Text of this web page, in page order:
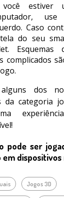
estiver
Caso
do seu
Esquemas
complicados
dos
da categoria
pode ser
em dispositivos
Jogos 3D